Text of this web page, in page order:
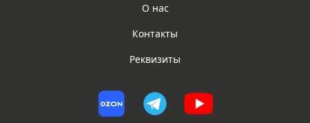
О нас
Контакты
Реквизиты